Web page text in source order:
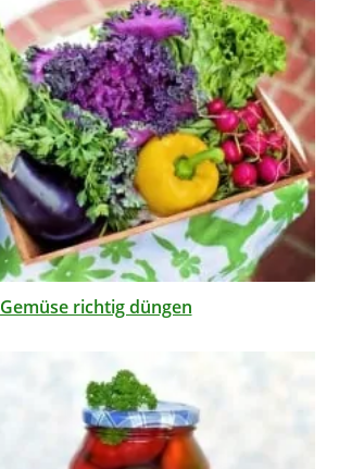
Gemüse richtig düngen